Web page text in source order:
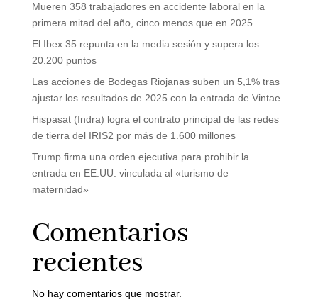
Mueren 358 trabajadores en accidente laboral en la
primera mitad del año, cinco menos que en 2025
El Ibex 35 repunta en la media sesión y supera los
20.200 puntos
Las acciones de Bodegas Riojanas suben un 5,1% tras
ajustar los resultados de 2025 con la entrada de Vintae
Hispasat (Indra) logra el contrato principal de las redes
de tierra del IRIS2 por más de 1.600 millones
Trump firma una orden ejecutiva para prohibir la
entrada en EE.UU. vinculada al «turismo de
maternidad»
Comentarios
recientes
No hay comentarios que mostrar.